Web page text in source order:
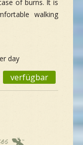
of burns. It is
walking
day
verfügbar